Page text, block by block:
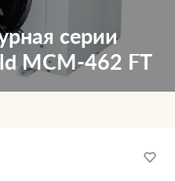
серии
МСМ-462 FT